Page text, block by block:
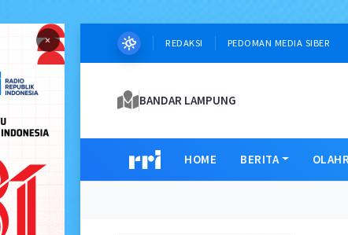
× REDAKSI PEDOMAN MEDIA SIBER
BANDAR LAMPUNG
HOME BERITA